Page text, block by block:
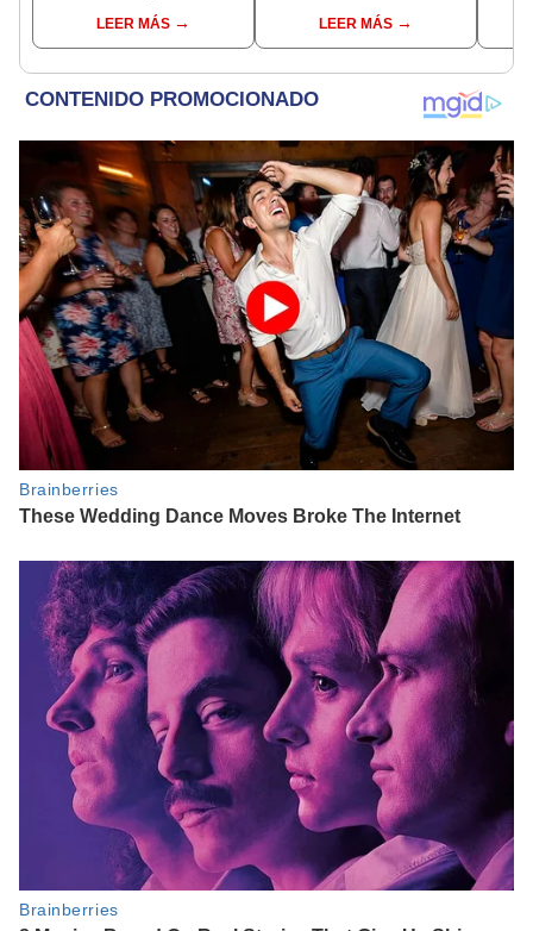
presidenta se
encontraba en Junín
LEER MÁS
exmandatario
LEER MÁS